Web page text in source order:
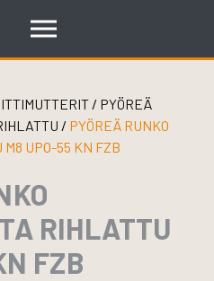
/ PYÖREÄ
/ PYÖREÄ RUNKO
UPO-55 KN FZB
RIHLATTU
FZB